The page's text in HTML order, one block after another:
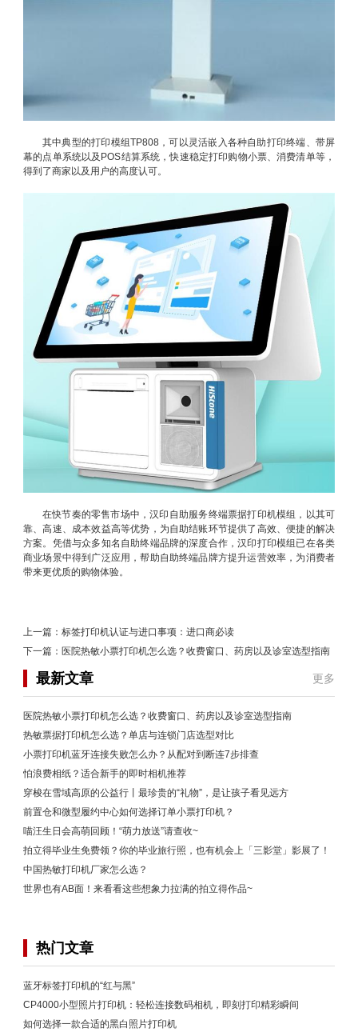
其中典型的打印模组TP808，可以灵活嵌入各种自助打印终端、带屏
幕的点单系统以及POS结算系统，快速稳定打印购物小票、消费清单等，
得到了商家以及用户的高度认可。
在快节奏的零售市场中，汉印自助服务终端票据打印机模组，以其可
靠、高速、成本效益高等优势，为自助结账环节提供了高效、便捷的解决
方案。凭借与众多知名自助终端品牌的深度合作，汉印打印模组已在各类
商业场景中得到广泛应用，帮助自助终端品牌方提升运营效率，为消费者
带来更优质的购物体验。
上一篇： 标签打印机认证与进口事项：进口商必读
下一篇： 医院热敏小票打印机怎么选？收费窗口、药房以及诊室选型指南
最新文章 更多
医院热敏小票打印机怎么选？收费窗口、药房以及诊室选型指南
热敏票据打印机怎么选？单店与连锁门店选型对比
小票打印机蓝牙连接失败怎么办？从配对到断连7步排查
怕浪费相纸？适合新手的即时相机推荐
穿梭在雪域高原的公益行丨最珍贵的“礼物”，是让孩子看见远方
前置仓和微型履约中心如何选择订单小票打印机？
喵汪生日会高萌回顾！“萌力放送”请查收~
拍立得毕业生免费领？你的毕业旅行照，也有机会上「三影堂」影展了！
中国热敏打印机厂家怎么选？
世界也有AB面！来看看这些想象力拉满的拍立得作品~
热门文章
蓝牙标签打印机的“红与黑”
CP4000小型照片打印机：轻松连接数码相机，即刻打印精彩瞬间
如何选择一款合适的黑白照片打印机